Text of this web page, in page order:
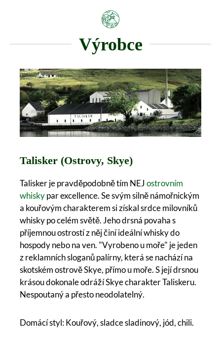
Výrobce
Talisker (Ostrovy, Skye)
Talisker je pravděpodobně tím NEJ ostrovním
whiskypar excellence. Se svým silně námořnickým
a kouřovým charakterem si získal srdce milovníků
whisky po celém světě. Jeho drsná povaha s
příjemnou ostrostí z něj činí ideální whisky do
hospody nebo na ven. "Vyrobeno u moře" je jeden
z reklamních sloganů palírny, která se nachází na
skotském ostrově Skye, přímo u moře. S její drsnou
krásou dokonale odráží Skye charakter Taliskeru.
Nespoutaný a přesto neodolatelný.
Domácí styl: Kouřový, sladce sladinový, jód, chili.